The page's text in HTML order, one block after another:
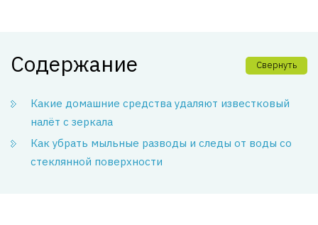
Содержание Свернуть
Какие домашние средства удаляют известковый
налёт с зеркала
Как убрать мыльные разводы и следы от воды со
стеклянной поверхности